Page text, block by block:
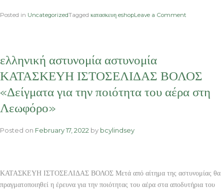
Posted in UncategorizedTagged κατασκευη eshopLeave a Comment
ΒΟΛΟΣ
Εξιχνιάστηκε
η
δολοφονία
ελληνική αστυνομία αστυνομία
ΚΑΤΑΣΚΕΥΗ ΙΣΤΟΣΕΛΙΔΑΣ ΒΟΛΟΣ
«Δείγματα για την ποιότητα του αέρα στη
Λεωφόρο»
Posted on February 17, 2022 by bcylindsey
ΚΑΤΑΣΚΕΥΗ ΙΣΤΟΣΕΛΙΔΑΣ ΒΟΛΟΣ Μετά από αίτημα της αστυνομίας θα
πραγματοποιηθεί η έρευνα για την ποιότητας του αέρα στα αποδυτήρια του